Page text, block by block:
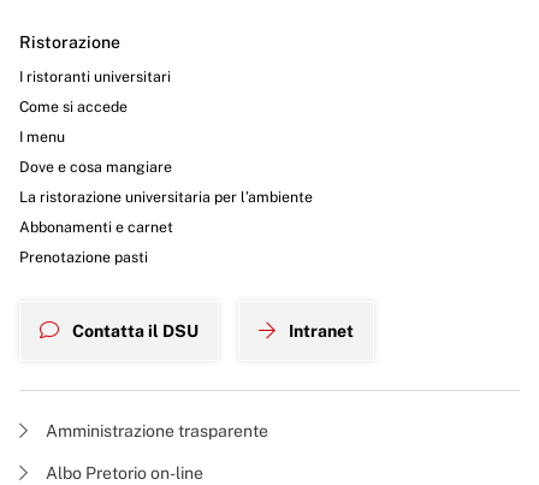
Ristorazione
I ristoranti universitari
Come si accede
I menu
Dove e cosa mangiare
La ristorazione universitaria per l’ambiente
Abbonamenti e carnet
Prenotazione pasti
Contatta il DSU Intranet
Amministrazione trasparente
Albo Pretorio on-line